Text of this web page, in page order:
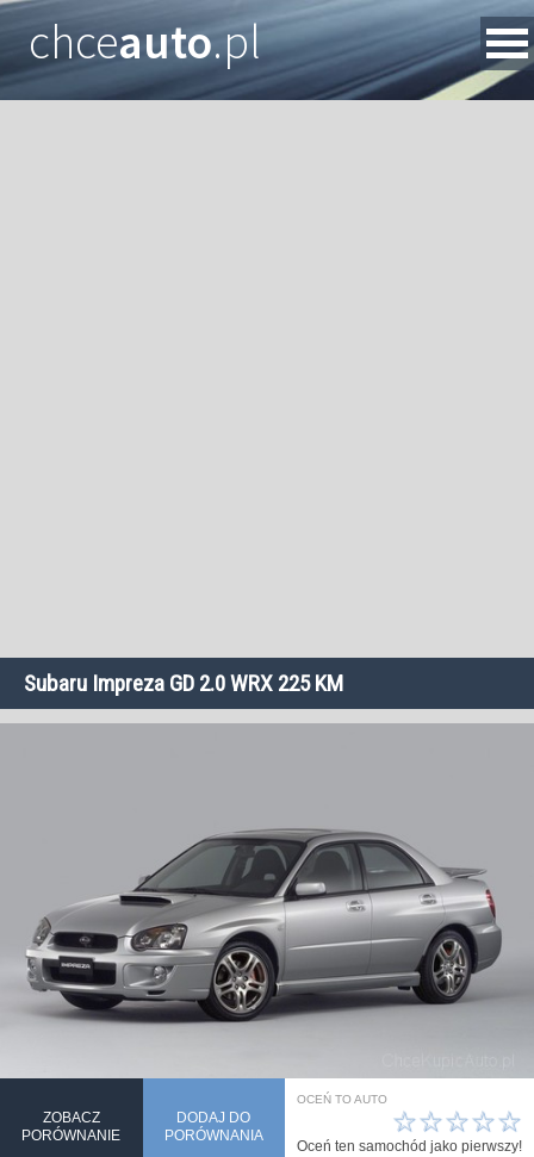
chceauto.pl
Subaru Impreza GD 2.0 WRX 225 KM
ZOBACZ
PORÓWNANIE
DODAJ DO
PORÓWNANIA
OCEŃ TO AUTO
☆
☆
☆
☆
☆
Oceń ten samochód jako pierwszy!